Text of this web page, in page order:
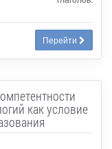
Перейти
как условие